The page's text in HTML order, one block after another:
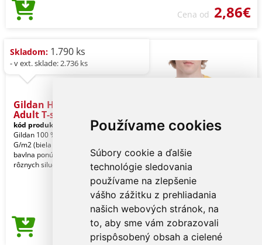
Používame cookies
Súbory cookie a ďalšie
technológie sledovania
používame na zlepšenie
vášho zážitku z prehliadania
našich webových stránok, na
to, aby sme vám zobrazovali
prispôsobený obsah a cielené
Cena od 2,86€
Skladom: 1.790 ks
- v ext. sklade: 2.736 ks
Gildan Heavy Cotton™
Adult T-s
kód produktu: gi5000go-2xlGold
Gildan 100 % americká bavlna, 180,0
G/m2 (biela 170,0 G/m2). Ťažká
bavlna ponúka širokú paletu farieb v
rôznych siluetác
Cena od 2,86€